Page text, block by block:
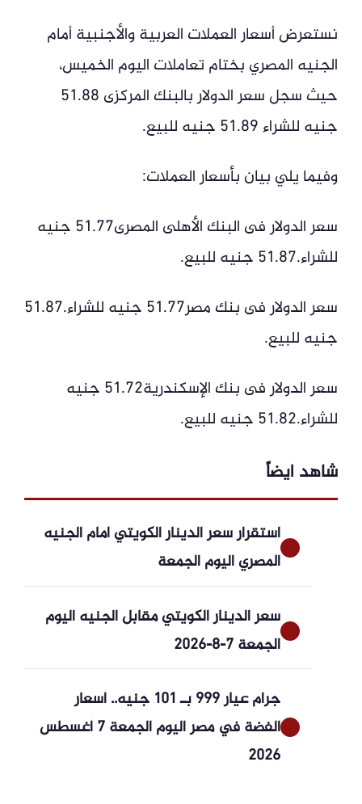
نستعرض أسعار العملات العربية والأجنبية أمام
الجنيه المصري بختام تعاملات اليوم الخميس،
حيث سجل سعر الدولار بالبنك المركزى 51.88
جنيه للشراء 51.89 جنيه للبيع.
وفيما يلي بيان بأسعار العملات:
سعر الدولار فى البنك الأهلى المصرى51.77 جنيه
للشراء.51.87 جنيه للبيع.
سعر الدولار فى بنك مصر51.77 جنيه للشراء.51.87
جنيه للبيع.
سعر الدولار فى بنك الإسكندرية51.72 جنيه
للشراء.51.82 جنيه للبيع.
شاهد ايضاً
استقرار سعر الدينار الكويتي أمام الجنيه
المصري اليوم الجمعة
سعر الدينار الكويتي مقابل الجنيه اليوم
الجمعة 7-8-2026
جرام عيار 999 بـ 101 جنيه.. أسعار
الفضة في مصر اليوم الجمعة 7 أغسطس
2026